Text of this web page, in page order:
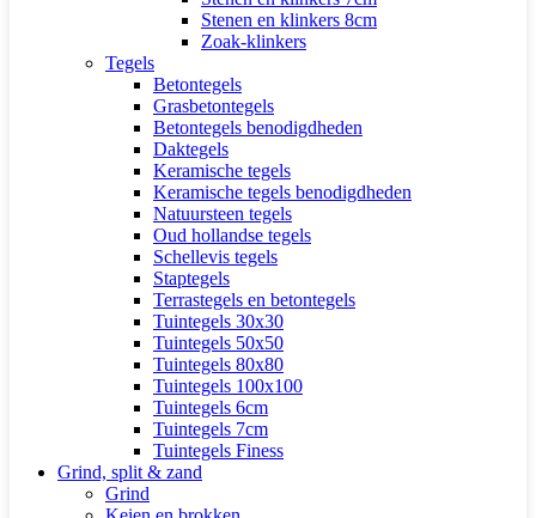
Stenen en klinkers 8cm
Zoak-klinkers
Tegels
Betontegels
Grasbetontegels
Betontegels benodigdheden
Daktegels
Keramische tegels
Keramische tegels benodigdheden
Natuursteen tegels
Oud hollandse tegels
Schellevis tegels
Staptegels
Terrastegels en betontegels
Tuintegels 30x30
Tuintegels 50x50
Tuintegels 80x80
Tuintegels 100x100
Tuintegels 6cm
Tuintegels 7cm
Tuintegels Finess
Grind, split & zand
Grind